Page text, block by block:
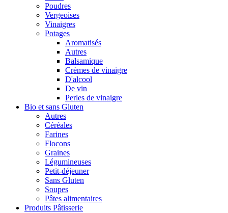
Poudres
Vergeoises
Vinaigres
Potages
Aromatisés
Autres
Balsamique
Crèmes de vinaigre
D'alcool
De vin
Perles de vinaigre
Bio et sans Gluten
Autres
Céréales
Farines
Flocons
Graines
Légumineuses
Petit-déjeuner
Sans Gluten
Soupes
Pâtes alimentaires
Produits Pâtisserie